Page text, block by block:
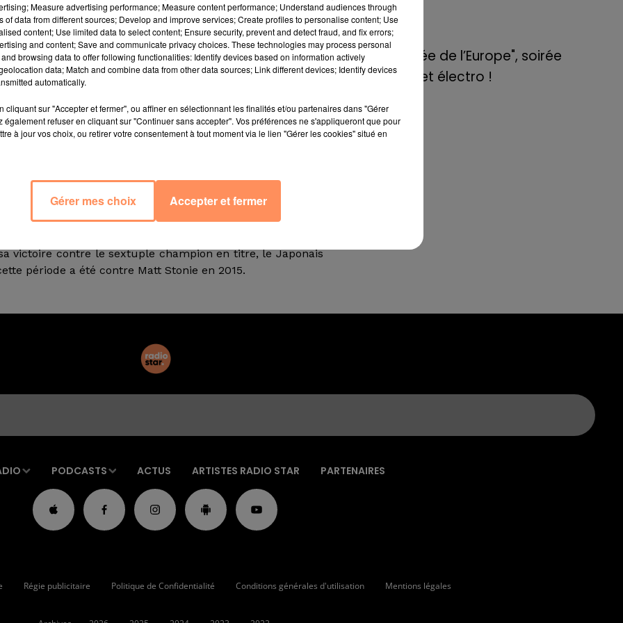
pour la 14e fois le traditionnel concours international
4 juillet, à l’occasion de la Fête nationale américaine. Sur
le plus souvent la même épreuve, devançant... le
jugera de la pertinence de la comparaison.
a écrasé ses concurrents, avalant 26 saucisses et pain
des restrictions liées à la pandémie de coronavirus,
de hot dogs Nathan’s de Coney Island, à Brooklyn,
5 000 spectateurs.
Joey Chestnut à la chaîne sportive ESPN, qui diffusait
en intérieur sans spectateurs, et derrière des plexiglas,
monde m’encourage et me pousse, a déclaré Chestnut,
victoire contre le sextuple champion en titre, le Japonais
période a été contre Matt Stonie en 2015.
de E=M6
8 mai 2022
Aix : "Journée de l’Europe", soirée
danse et set électro !
PODCASTS ACTUS ARTISTES RADIO STAR PARTENAIRES
Régie publicitaire Politique de Confidentialité Conditions générales d'utilisation Mentions légales
Measure advertising performance; Measure content performance; Understand audiences through
of data from different sources; Develop and improve services; Create profiles to personalise content; Use
content; Use limited data to select content; Ensure security, prevent and detect fraud, and fix errors;
and content; Save and communicate privacy choices. These technologies may process personal
browsing data to offer following functionalities: Identify devices based on information actively
data; Match and combine data from other data sources; Link different devices; Identify devices
automatically.
cliquant sur "Accepter et fermer", ou affiner en sélectionnant les finalités et/ou partenaires dans "Gérer
également refuser en cliquant sur "Continuer sans accepter". Vos préférences ne s'appliqueront que pour
à jour vos choix, ou retirer votre consentement à tout moment via le lien "Gérer les cookies" situé en
Gérer mes choix Accepter et fermer